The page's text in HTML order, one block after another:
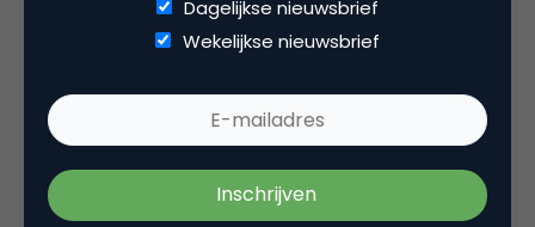
Ze werken elke keer, alleen moet je de nuances wel
aanpassen naar je eigen context. Geniet van het
ontwerpen van je eigen energieke CX-
transformatieaanpak die in ieder geval méér dan 10
Dagelijkse nieuwsbrief
Wekelijkse nieuwsbrief